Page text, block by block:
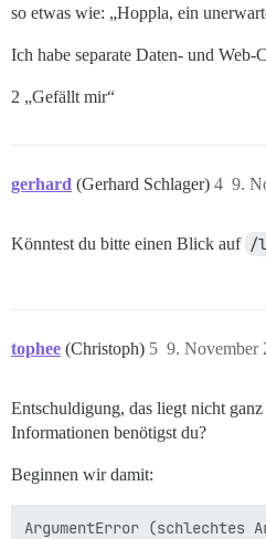
so etwas wie: „Hoppla, ein
Ich habe separate Daten- und Web-
2 „Gefällt mir“
gerhard (Gerhard Schlager) 9.
4
Könntest du bitte einen Blick auf /
tophee (Christoph) 9. November
5
Entschuldigung, das liegt nicht
Informationen benötigst du?
Beginnen wir damit: